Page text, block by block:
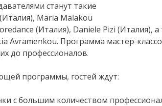
станут такие
Maria Malakou
(Италия), Daniele Pizi (Италия),
Avramenkou. Программа мастер-
до профессионалов.
программы, гостей ждут:
с большим количеством